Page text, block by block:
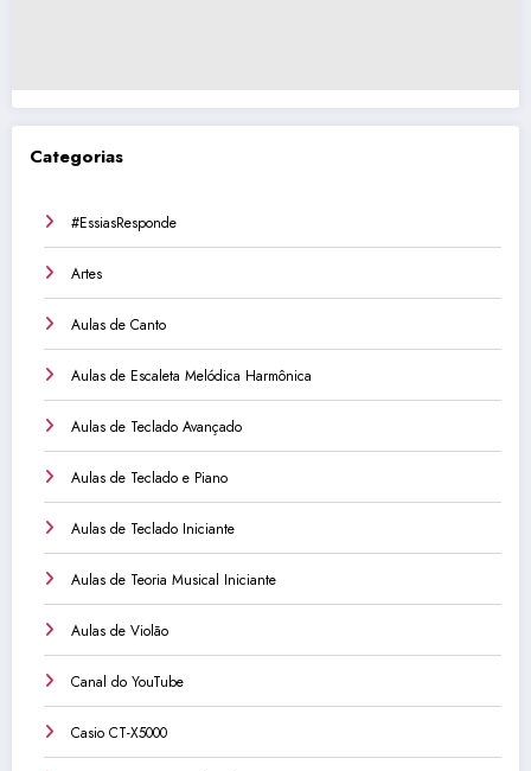
Categorias
#EssiasResponde
Artes
Aulas de Canto
Aulas de Escaleta Melódica Harmônica
Aulas de Teclado Avançado
Aulas de Teclado e Piano
Aulas de Teclado Iniciante
Aulas de Teoria Musical Iniciante
Aulas de Violão
Canal do YouTube
Casio CT-X5000